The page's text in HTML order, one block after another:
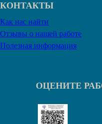
КОНТАКТЫ
Как нас найти
Отзывы о нашей работе
Полезная информация
ОЦЕНИТЕ